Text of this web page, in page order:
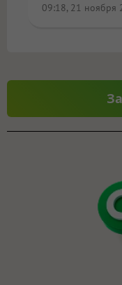
09:18, 21 ноября